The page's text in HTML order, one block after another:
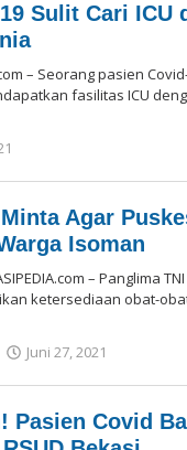
Sulit Cari
– Seorang pasien
fasilitas ICU
Agar
Isoman
–
ketersediaan obat-
Juni 27, 2021
Pasien Covid